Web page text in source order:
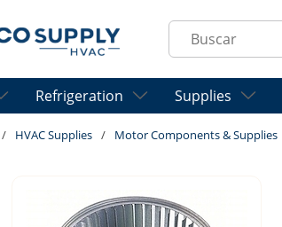
Site Search
Refrigeration Supplies
/ HVAC Supplies / Motor Components & Supplies